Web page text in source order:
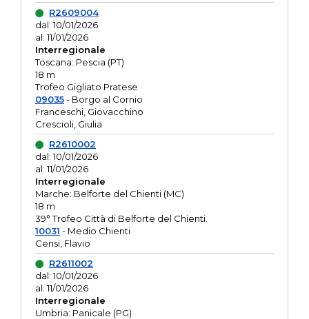
R2609004
dal: 10/01/2026
al: 11/01/2026
Interregionale
Toscana: Pescia (PT)
18 m
Trofeo Gigliato Pratese
09035- Borgo al Cornio
Franceschi, Giovacchino
Crescioli, Giulia
R2610002
dal: 10/01/2026
al: 11/01/2026
Interregionale
Marche: Belforte del Chienti (MC)
18 m
39° Trofeo Città di Belforte del Chienti.
10031 - Medio Chienti
Censi, Flavio
R2611002
dal: 10/01/2026
al: 11/01/2026
Interregionale
Umbria: Panicale (PG)